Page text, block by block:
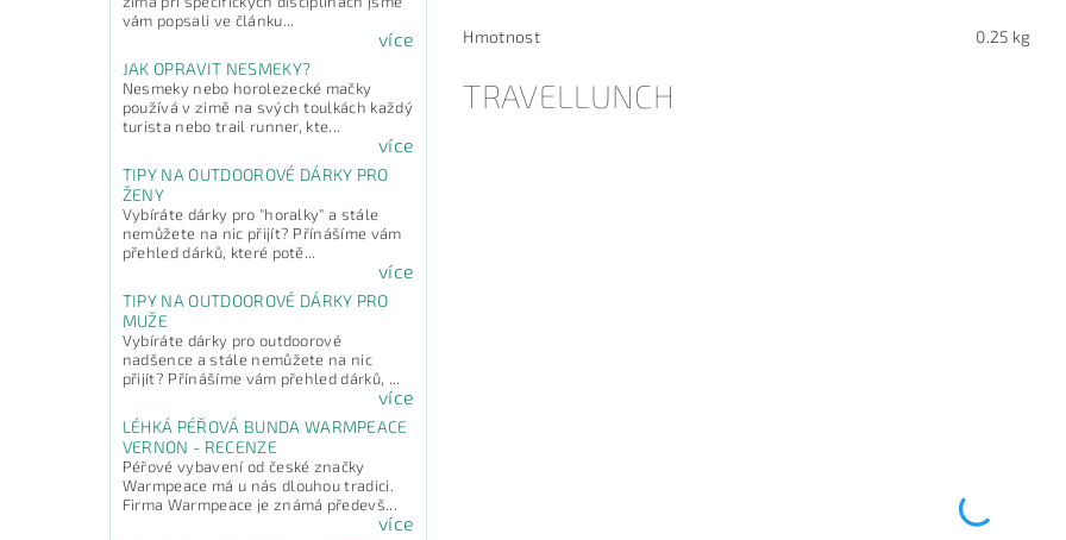
vám popsali ve článku...
více
JAK OPRAVIT NESMEKY?
Nesmeky nebo horolezecké mačky
používá v zimě na svých toulkách každý
turista nebo trail runner, kte...
více
TIPY NA OUTDOOROVÉ DÁRKY PRO
ŽENY
Vybíráte dárky pro "horalky" a stále
nemůžete na nic přijít? Přínášíme vám
přehled dárků, které potě...
více
TIPY NA OUTDOOROVÉ DÁRKY PRO
MUŽE
Vybíráte dárky pro outdoorové
nadšence a stále nemůžete na nic
přijít? Přínášíme vám přehled dárků, ...
více
LÉHKÁ PÉŘOVÁ BUNDA WARMPEACE
VERNON - RECENZE
Péřové vybavení od české značky
Warmpeace má u nás dlouhou tradici.
Firma Warmpeace je známá předevš...
více
Hmotnost 0.25 kg
TRAVELLUNCH